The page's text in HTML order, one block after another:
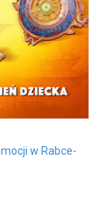
w Rabce-